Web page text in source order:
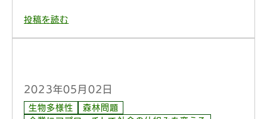
投稿を読む
2023年05月02日
生物多様性
森林問題